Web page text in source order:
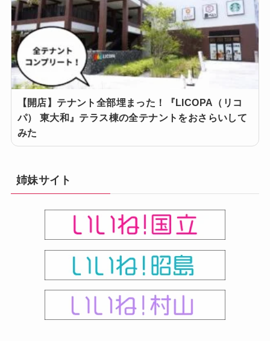
【開店】テナント全部埋まった！『LICOPA（リコ
パ） 東大和』テラス棟の全テナントをおさらいして
みた
姉妹サイト